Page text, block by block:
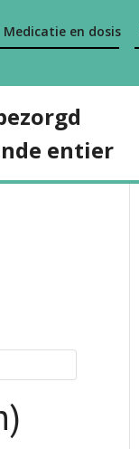
Medicatie en dosis
entier